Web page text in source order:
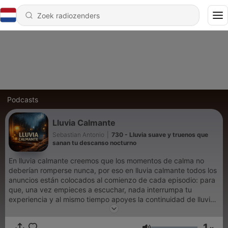
Podcasts
Lluvia Calmante
Sebastian Antonio
730 - Lluvia suave y truenos que
sanan tu descanso nocturno
En lluvia calmante creemos que los momentos de calma no
deberían romperse nunca, por eso en lluvia calmante todos los
anuncios están colocados al comienzo de cada episodio: para
que, una vez empieces a escuchar, nada interrumpa tu
experiencia y al mismo tiempo apoyes la continuidad de lluvia
calmante. Tal vez te ha pasado: terminas un día largo, te